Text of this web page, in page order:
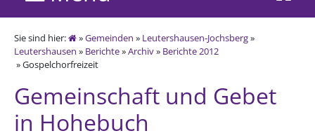
Sie sind hier: »Gemeinden » Leutershausen-Jochsberg»
Leutershausen » Berichte»Archiv» Berichte 2012
» Gospelchorfreizeit
Gemeinschaft und Gebet
in Hohebuch